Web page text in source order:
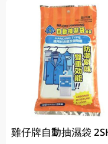
雞仔牌自動抽濕袋